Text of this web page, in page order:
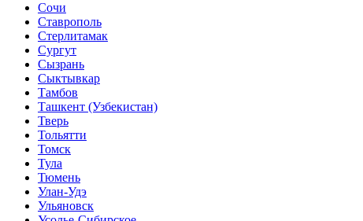
Сочи
Ставрополь
Стерлитамак
Сургут
Сызрань
Сыктывкар
Тамбов
Ташкент (Узбекистан)
Тверь
Тольятти
Томск
Тула
Тюмень
Улан-Удэ
Ульяновск